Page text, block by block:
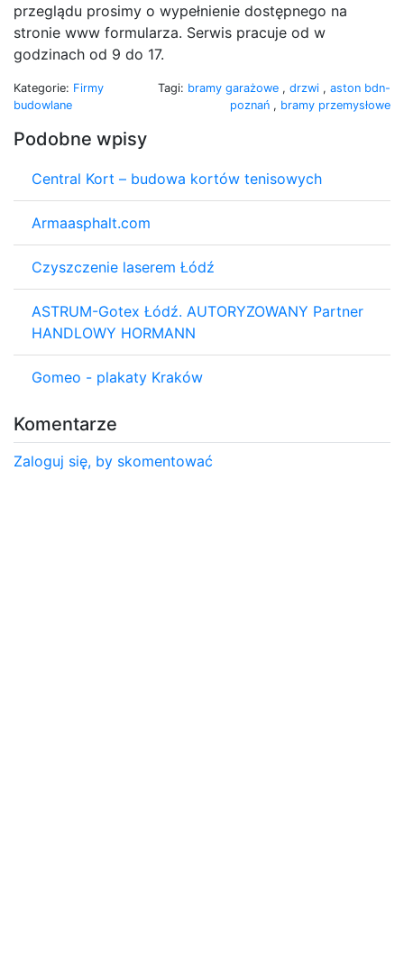
przeglądu prosimy o wypełnienie dostępnego na
stronie www formularza. Serwis pracuje od w
godzinach od 9 do 17.
Kategorie: Firmy
budowlane
Tagi: bramy garażowe , drzwi , aston bdn-
poznań , bramy przemysłowe
Podobne wpisy
Central Kort – budowa kortów tenisowych
Armaasphalt.com
Czyszczenie laserem Łódź
ASTRUM-Gotex Łódź. AUTORYZOWANY Partner
HANDLOWY HORMANN
Gomeo - plakaty Kraków
Komentarze
Zaloguj się, by skomentować